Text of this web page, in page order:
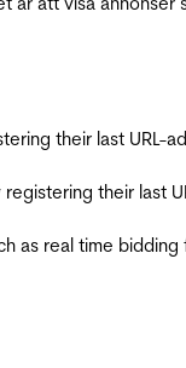
their last URL-
their last
as real time